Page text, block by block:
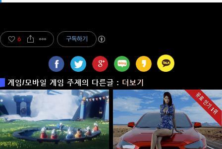
6 구독하기
게임/모바일 게임 주제의 다른글 : 더보기